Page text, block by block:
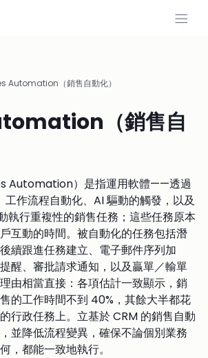
Automation（銷售自動化）
（銷售自
Automation）是指運用軟體——透過
工作流程自動化、AI 驅動的觸發，以及
行重複性的銷售任務；這些任務原本
互動的時間。被自動化的任務包括潛
續跟進任務建立、電子郵件序列加
醒、審批請求通知，以及贏單／輸單
由相當直接：各項估計一致顯示，銷
的工作時間不到 40%，其餘大半都花
行政任務上。立基於 CRM 的銷售自動
並降低流程變異，確保不論個別業務
，都能一致地執行。